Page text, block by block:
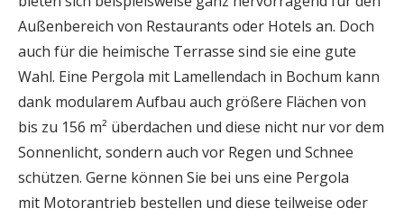
Außenbereich von Restaurants oder Hotels an. Doch
auch für die heimische Terrasse sind sie eine gute
Wahl. Eine Pergola mit Lamellendach in Bochum kann
dank modularem Aufbau auch größere Flächen von
bis zu 156 m² überdachen und diese nicht nur vor dem
Sonnenlicht, sondern auch vor Regen und Schnee
schützen. Gerne können Sie bei uns eine Pergola
mit Motorantrieb bestellen und diese teilweise oder